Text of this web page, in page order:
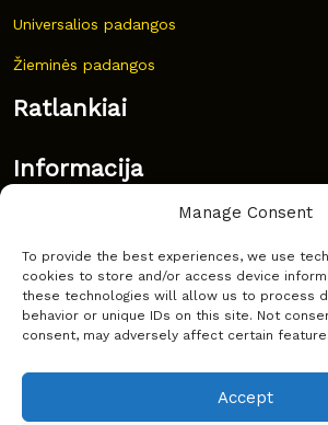
Manage Consent
To provide the best experiences, we use
cookies to store and/or access device
these technologies will allow us to process
behavior or unique IDs on this site. Not
consent, may adversely affect certain
Accept
Universalios padangos
Žieminės padangos
Ratlankiai
Informacija
Dažnai užduodami klausimai
Kur nusipirkti?
Privatumas